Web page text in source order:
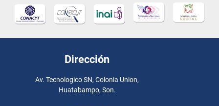
Dirección
Av. Tecnologico SN, Colonia Union,
Huatabampo, Son.